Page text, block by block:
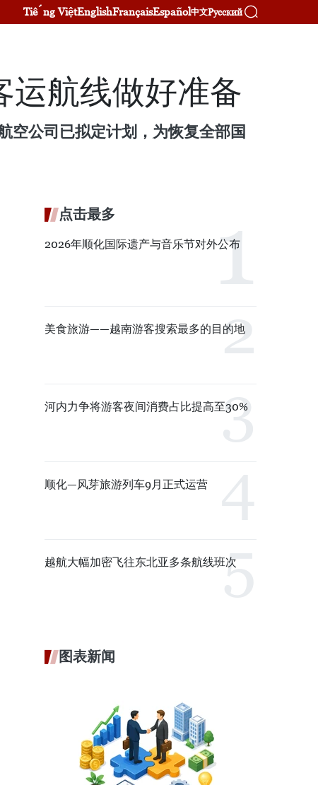
Tiếng ViệtEnglishFrançaisEspañol中文Русский
运航线做好准备
空公司已拟定计划，为恢复全部国
点击最多
2026年顺化国际遗产与音乐节对外公布
美食旅游——越南游客搜索最多的目的地
河内力争将游客夜间消费占比提高至30%
顺化—风芽旅游列车9月正式运营
越航大幅加密飞往东北亚多条航线班次
图表新闻